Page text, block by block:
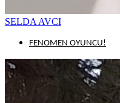
SELDA AVCI
FENOMEN OYUNCU!